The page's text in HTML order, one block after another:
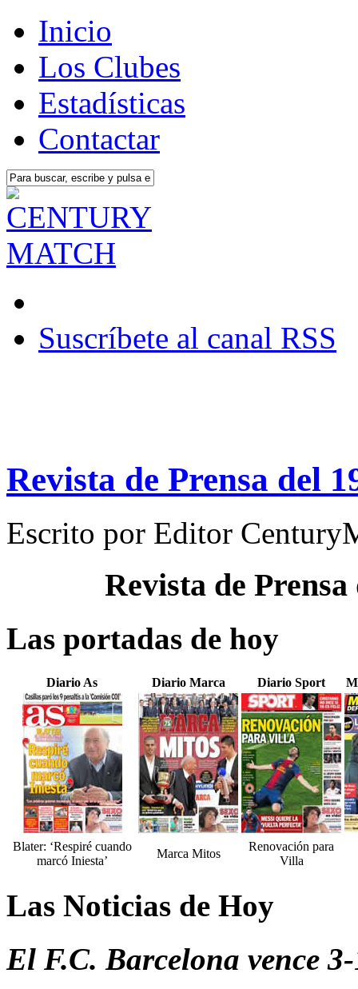
Inicio
Los Clubes
Estadísticas
Contactar
Suscríbete al canal RSS
Revista de Prensa del
Escrito por Editor
Revista de
Las portadas de hoy
Diario As Diario Marca Diario Sport
Blater: ‘Respiré cuando
marcó Iniesta’
Marca Mitos
Renovación para
Villa
Las Noticias de Hoy
El F.C. Barcelona vence